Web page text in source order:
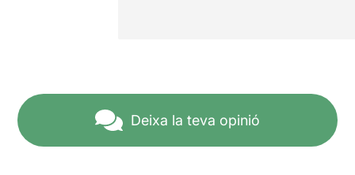
Deixa la teva opinió